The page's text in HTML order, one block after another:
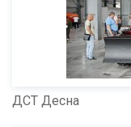
ДСТ Десна